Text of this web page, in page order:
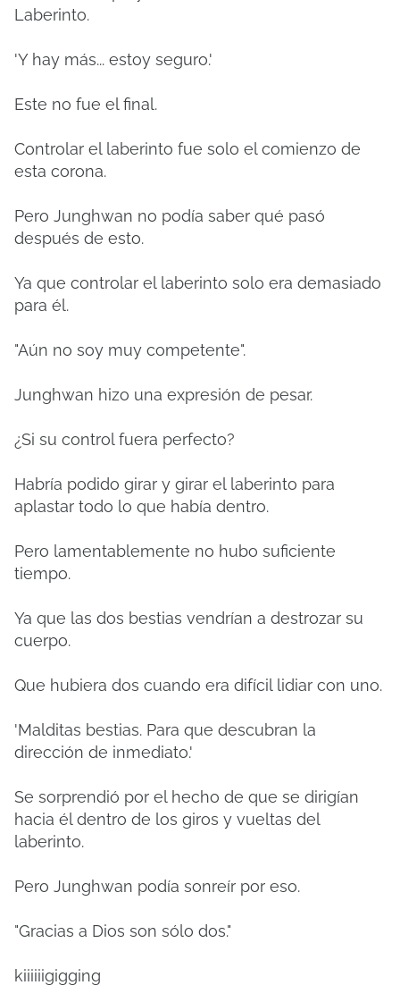
Laberinto.
'Y hay más... estoy seguro.'
Este no fue el final.
Controlar el laberinto fue solo el comienzo de
esta corona.
Pero Junghwan no podía saber qué pasó
después de esto.
Ya que controlar el laberinto solo era demasiado
para él.
"Aún no soy muy competente".
Junghwan hizo una expresión de pesar.
¿Si su control fuera perfecto?
Habría podido girar y girar el laberinto para
aplastar todo lo que había dentro.
Pero lamentablemente no hubo suficiente
tiempo.
Ya que las dos bestias vendrían a destrozar su
cuerpo.
Que hubiera dos cuando era difícil lidiar con uno.
'Malditas bestias. Para que descubran la
dirección de inmediato.'
Se sorprendió por el hecho de que se dirigían
hacia él dentro de los giros y vueltas del
laberinto.
Pero Junghwan podía sonreír por eso.
"Gracias a Dios son sólo dos."
kiiiiiigigging